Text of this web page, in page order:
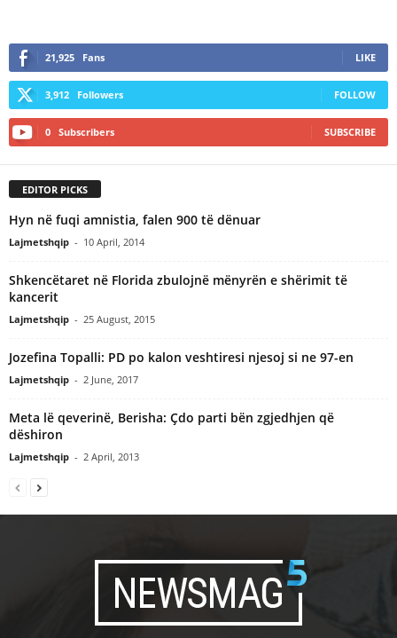
21,925 Fans LIKE
3,912 Followers FOLLOW
0 Subscribers SUBSCRIBE
EDITOR PICKS
Hyn në fuqi amnistia, falen 900 të dënuar
Lajmetshqip - 10 April, 2014
Shkencëtaret në Florida zbulojnë mënyrën e shërimit të
kancerit
Lajmetshqip - 25 August, 2015
Jozefina Topalli: PD po kalon veshtiresi njesoj si ne 97-en
Lajmetshqip - 2 June, 2017
Meta lë qeverinë, Berisha: Çdo parti bën zgjedhjen që
dëshiron
Lajmetshqip - 2 April, 2013